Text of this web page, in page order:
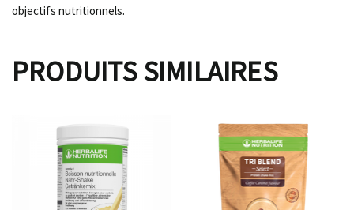
objectifs nutritionnels.
PRODUITS SIMILAIRES